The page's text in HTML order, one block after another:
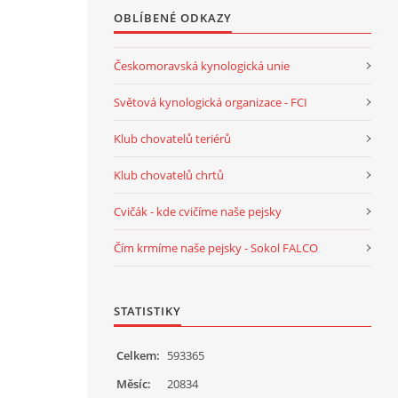
OBLÍBENÉ ODKAZY
Českomoravská kynologická unie
Světová kynologická organizace - FCI
Klub chovatelů teriérů
Klub chovatelů chrtů
Cvičák - kde cvičíme naše pejsky
Čím krmíme naše pejsky - Sokol FALCO
STATISTIKY
Celkem: 593365
Měsíc:
20834